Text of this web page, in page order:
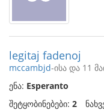
legitaj fadenoj
mccambjd-ისა და 11
ენა: Esperanto
შეტყობინებები: 2